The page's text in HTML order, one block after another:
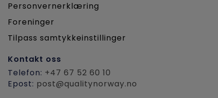
Kontakt oss
Telefon: +47 67 52 60 10
Epost: post@qualitynorway.no
Personvernerklæring
Foreninger
Tilpass samtykkeinstillinger